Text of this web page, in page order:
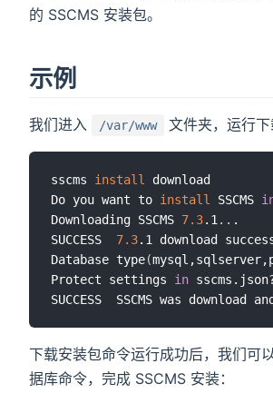
的 SSCMS 安装包。
示例
我们进入 /var/www 文件夹，运行下
sscms install download
Do you want to install SSCMS
Downloading SSCMS 7.3.1.. .
SUCCESS 7.3.1 download
Database type(
Protect settings in
SUCCESS  SSCMS was download
下载安装包命令运行成功后，我们可
据库命令，完成 SSCMS 安装：